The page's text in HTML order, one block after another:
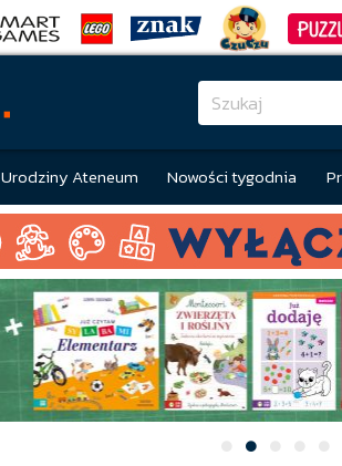
Urodziny Ateneum Nowości tygodnia